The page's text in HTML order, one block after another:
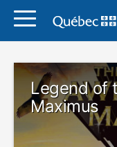
Legend of
Maximus